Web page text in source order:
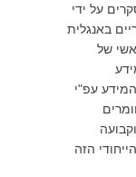
על ידי
באנגלית
של
המידע עפ"י
הזה